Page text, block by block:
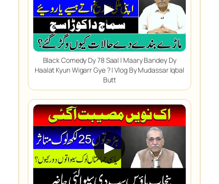
▶
Black Comedy Dy 78 Saal | Maary Bandey Dy
Haalat Kyun Wigarr Gye ? | Vlog By Mudassar Iqbal
Butt
▶